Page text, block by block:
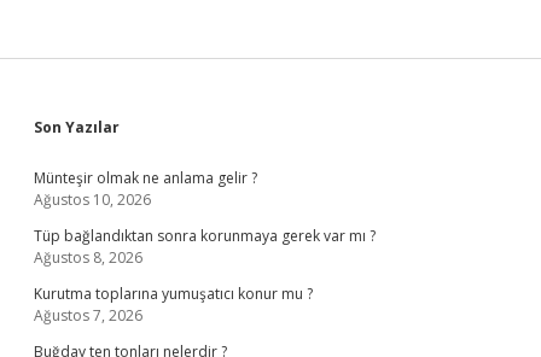
Sidebar
Son Yazılar
Münteşir olmak ne anlama gelir ?
Ağustos 10, 2026
Tüp bağlandıktan sonra korunmaya gerek var mı ?
Ağustos 8, 2026
Kurutma toplarına yumuşatıcı konur mu ?
Ağustos 7, 2026
Buğday ten tonları nelerdir ?